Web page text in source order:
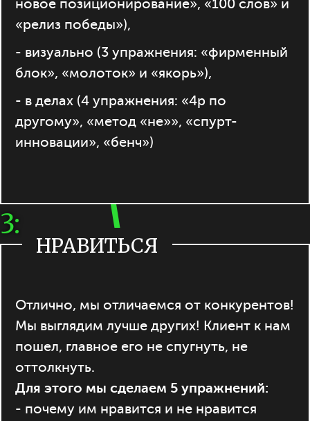
новое позиционирование», «100 слов» и
«релиз победы»),
- визуально (3 упражнения: «фирменный
блок», «молоток» и «якорь»),
- в делах (4 упражнения: «4р по
другому», «метод «не»», «спурт-
инновации», «бенч»)
3:
НРАВИТЬСЯ
Отлично, мы отличаемся от конкурентов!
Мы выглядим лучше других! Клиент к нам
пошел, главное его не спугнуть, не
оттолкнуть.
Для этого мы сделаем 5 упражнений:
- почему им нравится и не нравится